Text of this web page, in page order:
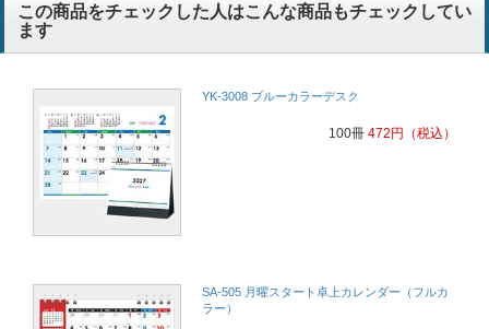
この商品をチェックした人はこんな商品もチェックしてい
ます
YK-3008 ブルーカラーデスク
100冊 472円 （税込）
SA-505 月曜スタート卓上カレンダー（フルカ
ラー）